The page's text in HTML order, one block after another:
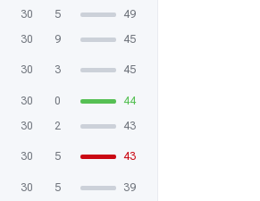
30 5
49
30 9 45
30 3 45
30 0
44
30 2 43
30 5 43
30 5
39